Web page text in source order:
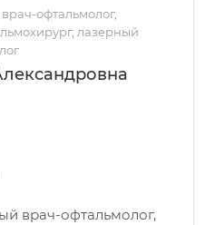
офтальмолог,
лазерный
врач-офтальмолог,